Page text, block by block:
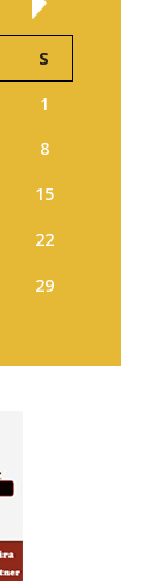
S
1
8
15
22
29